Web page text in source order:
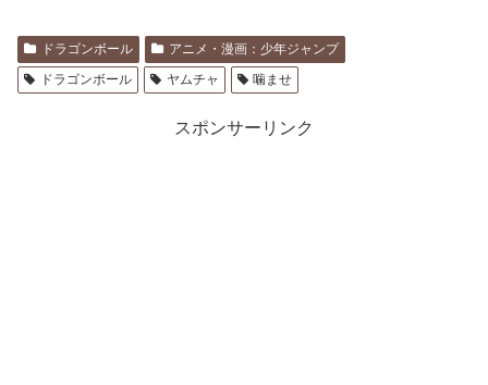
ドラゴンボール
アニメ・漫画：少年ジャンプ
ドラゴンボール
ヤムチャ 噛ませ
スポンサーリンク